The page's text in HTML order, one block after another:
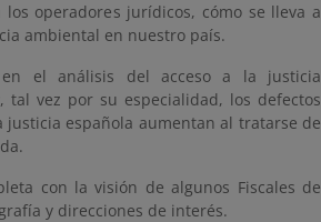
operadores jurídicos, cómo se lleva a
ambiental en nuestro país.
el análisis del acceso a la justicia
tal vez por su especialidad, los defectos
justicia española aumentan al tratarse de
con la visión de algunos Fiscales de
y direcciones de interés.